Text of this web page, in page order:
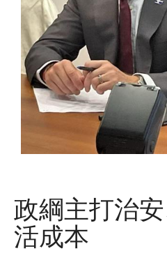
政綱主打治
活成本